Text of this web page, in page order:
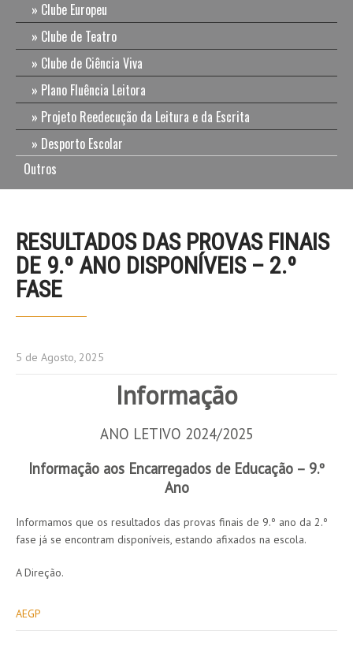
Clube Europeu
Clube de Teatro
Clube de Ciência Viva
Plano Fluência Leitora
Projeto Reedecução da Leitura e da Escrita
Desporto Escolar
Outros
RESULTADOS DAS PROVAS FINAIS
DE 9.º ANO DISPONÍVEIS – 2.º
FASE
5 de Agosto, 2025
Informação
ANO LETIVO 2024/2025
Informação aos Encarregados de Educação – 9.º
Ano
Informamos que os resultados das provas finais de 9.º ano da 2.º
fase já se encontram disponíveis, estando afixados na escola.
A Direção.
AEGP